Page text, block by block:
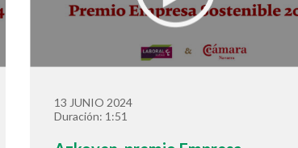
13 JUNIO 2024
Duración: 1:51